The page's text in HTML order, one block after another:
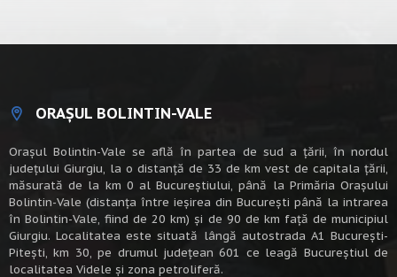
ORAȘUL BOLINTIN-VALE
Oraşul Bolintin-Vale se află în partea de sud a ţării, în nordul
judeţului Giurgiu, la o distanţă de 33 de km vest de capitala țării,
măsurată de la km 0 al Bucureștiului, până la Primăria Orașului
Bolintin-Vale (distanța între ieșirea din București până la intrarea
în Bolintin-Vale, fiind de 20 km) şi de 90 de km faţă de municipiul
Giurgiu. Localitatea este situată lângă autostrada A1 Bucureşti-
Piteşti, km 30, pe drumul judeţean 601 ce leagă Bucureştiul de
localitatea Videle şi zona petroliferă.